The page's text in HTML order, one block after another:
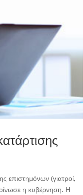
επιστημόνων (γιατροί,
η κυβέρνηση. Η